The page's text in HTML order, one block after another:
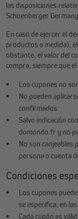
las disposiciones
Schoenberger
En caso de ejercer el
productos a medida),
obstante, el valor del
compra, siempre que
Los cupones no
No pueden
confirmados.
Salvo indicación
domondo.fr y no
No son
persona o cuenta
Condiciones
Los cupones
se especifica, en
Cada cupón es